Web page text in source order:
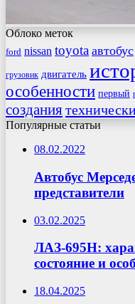
Облоко меток
ford nissan toyota автобус
грузовик двигатель
особенности первый
создания
Популярные статьи
08.02.2022
Автобус
представители
03.02.2025
ЛАЗ-695Н:
состояние и
18.04.2025